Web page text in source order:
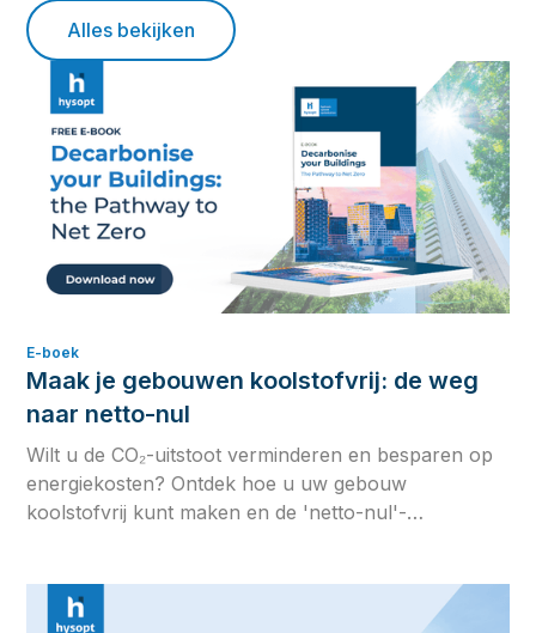
Alles bekijken
E-boek
Maak je gebouwen koolstofvrij: de weg
naar netto-nul
Wilt u de CO₂-uitstoot verminderen en besparen op
energiekosten? Ontdek hoe u uw gebouw
koolstofvrij kunt maken en de 'netto-nul'-